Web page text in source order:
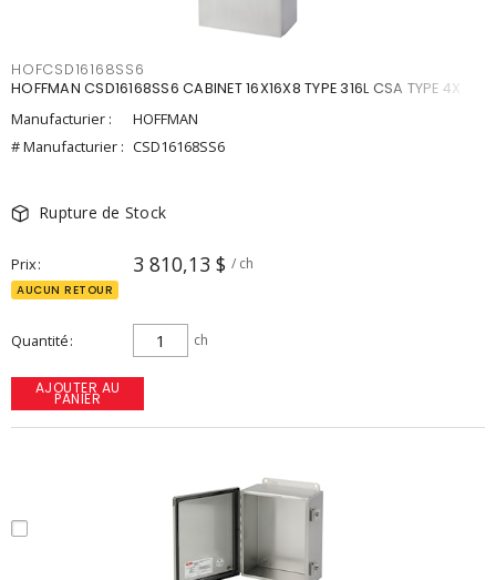
HOFCSD16168SS6
HOFFMAN CSD16168SS6 CABINET 16X16X8 TYPE 316L CSA TYPE 4X
Manufacturier :
HOFFMAN
# Manufacturier : CSD16168SS6
Rupture de Stock
Prix 3 810,13 $ / ch
AUCUN RETOUR
Quantité ch
AJOUTER AU
PANIER